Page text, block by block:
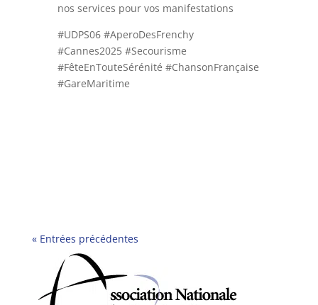
nos services pour vos manifestations
#UDPS06 #AperoDesFrenchy
#Cannes2025 #Secourisme
#FêteEnTouteSérénité #ChansonFrançaise
#GareMaritime
« Entrées précédentes